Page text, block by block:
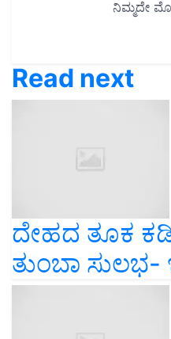
Read next
ದೇಹದ ತೂಕ
ತುಂಬಾ